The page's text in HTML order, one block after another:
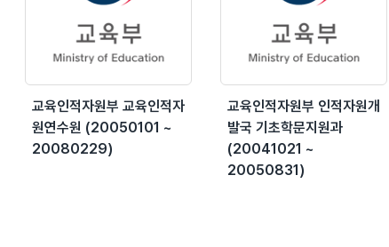
교육인적자원부 교육인적자
원연수원 (20050101 ~
20080229)
교육인적자원부 인적자원개
발국 기초학문지원과
(20041021 ~
20050831)